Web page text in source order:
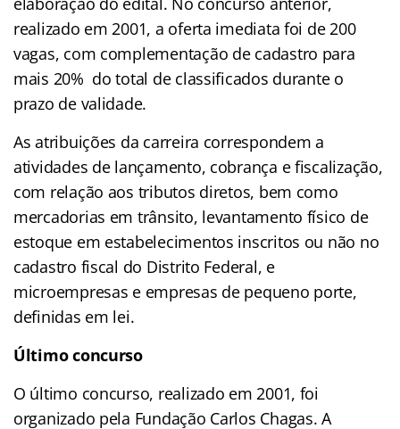
realizado em 2001, a oferta imediata foi de 200
vagas, com complementação de cadastro para
mais 20% do total de classificados durante o
prazo de validade.
As atribuições da carreira correspondem a
atividades de lançamento, cobrança e fiscalização,
com relação aos tributos diretos, bem como
mercadorias em trânsito, levantamento físico de
estoque em estabelecimentos inscritos ou não no
cadastro fiscal do Distrito Federal, e
microempresas e empresas de pequeno porte,
definidas em lei.
Último concurso
O último concurso, realizado em 2001, foi
organizado pela Fundação Carlos Chagas. A